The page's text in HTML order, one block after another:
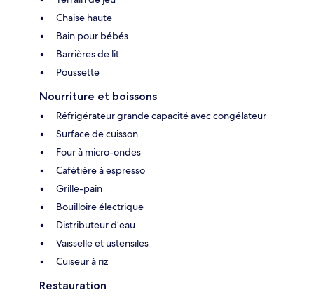
Chaise haute
Bain pour bébés
Barrières de lit
Poussette
Nourriture et boissons
Réfrigérateur grande capacité avec congélateur
Surface de cuisson
Four à micro-ondes
Cafétière à espresso
Grille-pain
Bouilloire électrique
Distributeur d’eau
Vaisselle et ustensiles
Cuiseur à riz
Restauration